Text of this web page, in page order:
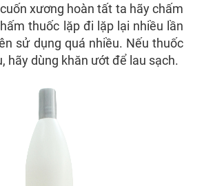
xương hoàn tất ta hãy chấm
thuốc lặp đi lặp lại nhiều lần
sử dụng quá nhiều. Nếu thuốc
hãy dùng khăn ướt để lau sạch.